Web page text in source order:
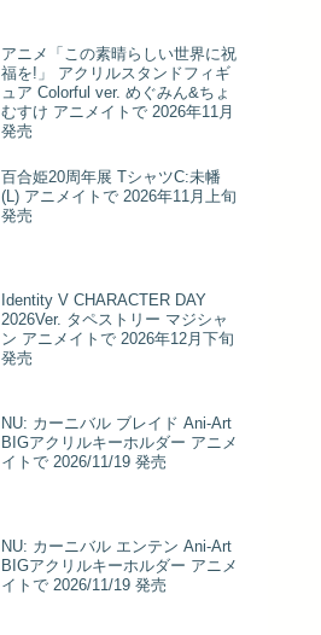
アニメ「この素晴らしい世界に祝
福を!」 アクリルスタンドフィギ
ュア Colorful ver. めぐみん&ちょ
むすけ アニメイトで 2026年11月
発売
百合姫20周年展 TシャツC:未幡
(L) アニメイトで 2026年11月上旬
発売
Identity V CHARACTER DAY
2026Ver. タペストリー マジシャ
ン アニメイトで 2026年12月下旬
発売
NU: カーニバル ブレイド Ani-Art
BIGアクリルキーホルダー アニメ
イトで 2026/11/19 発売
NU: カーニバル エンテン Ani-Art
BIGアクリルキーホルダー アニメ
イトで 2026/11/19 発売